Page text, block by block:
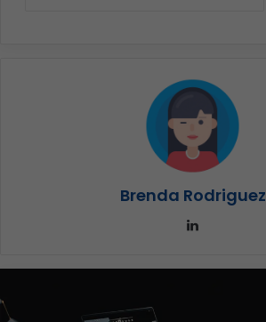
Brenda Rodriguez